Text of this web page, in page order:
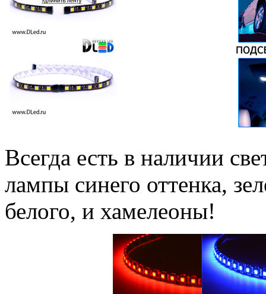
Всегда есть в наличии
лампы синего оттенка,
белого, и хамелеоны!